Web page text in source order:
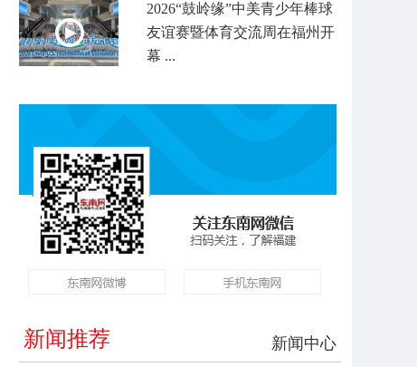
2026“鼓岭缘”中美青少年棒球
友谊赛暨体育交流周在福州开
幕 ...
新闻中心
新闻推荐